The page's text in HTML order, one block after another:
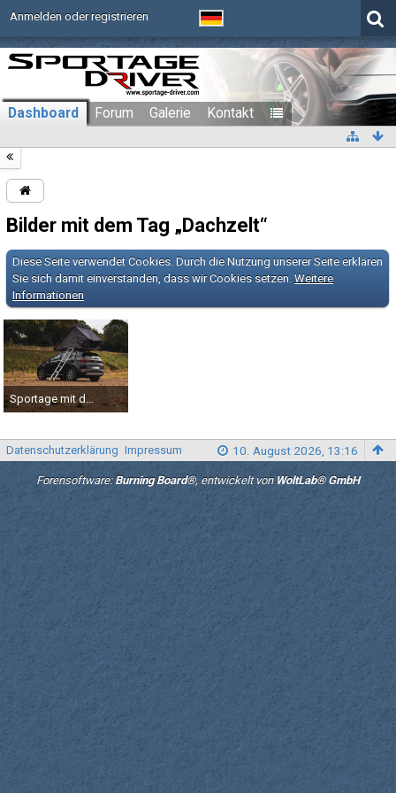
Anmelden oder registrieren
Dashboard Forum Galerie Kontakt
Bilder mit dem Tag „Dachzelt“
Diese Seite verwendet Cookies. Durch die Nutzung unserer Seite erklären
Sie sich damit einverstanden, dass wir Cookies setzen. Weitere
Informationen
Sportage mit dachzelt
Stvx01-24. Oktober 2022
Datenschutzerklärung Impressum 10. August 2026, 13:16
Forensoftware: Burning Board®, entwickelt von WoltLab® GmbH